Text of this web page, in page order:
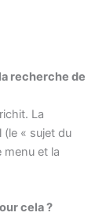
recherche de
La
« sujet du
menu et la
cela ?